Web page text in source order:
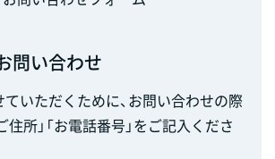
問い合わせ
いただくために、お問い合わせの際
ご住所」「お電話番号」をご記入くださ